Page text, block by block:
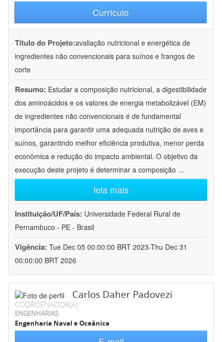
Currículo
Título do Projeto:avaliação nutricional e energética de
ingredientes não convencionais para suínos e frangos de
corte
Resumo: Estudar a composição nutricional, a digestibilidade
dos aminoácidos e os valores de energia metabolizável (EM)
de ingredientes não convencionais é de fundamental
importância para garantir uma adequada nutrição de aves e
suínos, garantindo melhor eficiência produtiva, menor perda
econômica e redução do impacto ambiental. O objetivo da
execução deste projeto é determinar a composição ...
leia mais
Instituição/UF/País: Universidade Federal Rural de
Pernambuco - PE - Brasil
Vigência: Tue Dec 05 00:00:00 BRT 2023-Thu Dec 31
00:00:00 BRT 2026
Carlos Daher Padovezi
COORDENADOR(A)
ENGENHARIAS
Engenharia Naval e Oceânica